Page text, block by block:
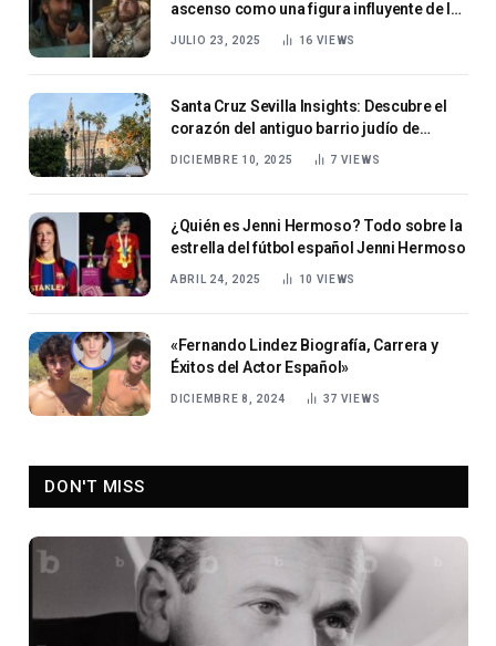
ascenso como una figura influyente de la
actuación sudafricana
JULIO 23, 2025 16 VIEWS
Santa Cruz Sevilla Insights: Descubre el
corazón del antiguo barrio judío de
DICIEMBRE 10, 2025 7 VIEWS
¿Quién es Jenni Hermoso? Todo sobre la
estrella del fútbol español Jenni Hermoso
ABRIL 24, 2025 10 VIEWS
«Fernando Lindez Biografía, Carrera y
Éxitos del Actor Español»
DICIEMBRE 8, 2024 37 VIEWS
DON'T MISS